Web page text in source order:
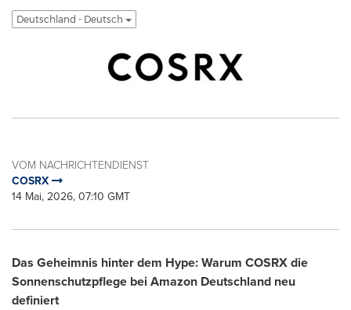
Deutschland - Deutsch
VOM NACHRICHTENDIENST
COSRX
14 Mai, 2026, 07:10 GMT
Das Geheimnis hinter dem Hype: Warum COSRX die
Sonnenschutzpflege bei Amazon Deutschland neu
definiert